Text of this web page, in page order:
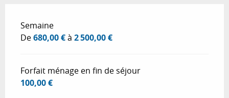
Tarifs 2026
Semaine
De680,00 €à 2 500,00 €
Forfait ménage en fin de séjour
100,00 €